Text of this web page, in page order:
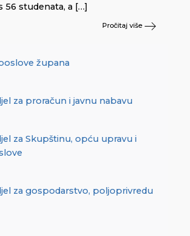
56 studenata, a […]
Pročitaj više
župana
za proračun i javnu nabavu
za Skupštinu, opću upravu i
za gospodarstvo, poljoprivredu